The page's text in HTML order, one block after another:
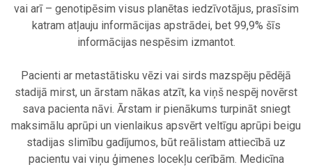
vai arī – genotipēsim visus planētas iedzīvotājus, prasīsim
katram atļauju informācijas apstrādei, bet 99,9% šīs
informācijas nespēsim izmantot.
Pacienti ar metastātisku vēzi vai sirds mazspēju pēdējā
stadijā mirst, un ārstam nākas atzīt, ka viņš nespēj novērst
sava pacienta nāvi. Ārstam ir pienākums turpināt sniegt
maksimālu aprūpi un vienlaikus apsvērt veltīgu aprūpi beigu
stadijas slimību gadījumos, būt reālistam attiecībā uz
pacientu vai viņu ģimenes locekļu cerībām. Medicīna